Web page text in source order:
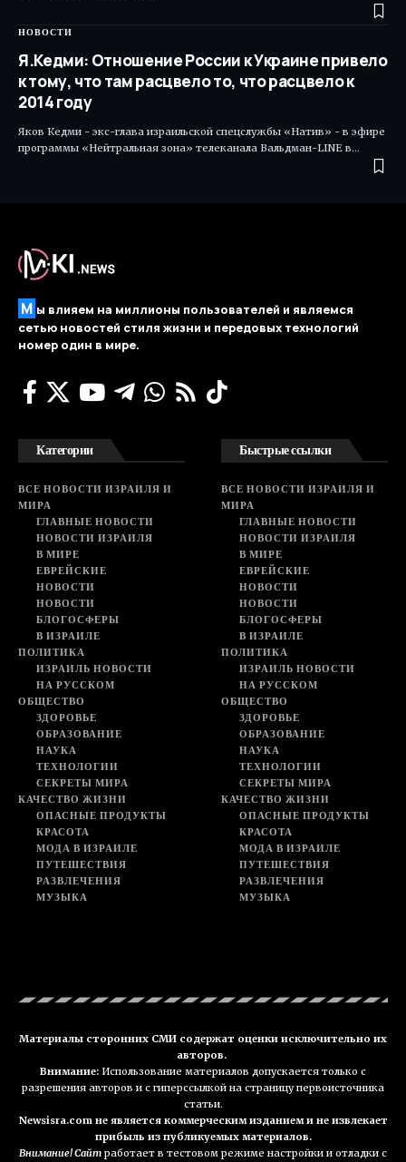
НОВОСТИ
Я.Кедми: Отношение России к Украине привело
к тому, что там расцвело то, что расцвело к
2014 году
Яков Кедми - экс-глава израильской спецслужбы «Натив» - в эфире
программы «Нейтральная зона» телеканала Вальдман-LINE в…
М ы влияем на миллионы пользователей и являемся
сетью новостей стиля жизни и передовых технологий
номер один в мире.
Категории
ВСЕ НОВОСТИ ИЗРАИЛЯ И
МИРА
ГЛАВНЫЕ НОВОСТИ
НОВОСТИ ИЗРАИЛЯ
В МИРЕ
ЕВРЕЙСКИЕ
НОВОСТИ
НОВОСТИ
БЛОГОСФЕРЫ
В ИЗРАИЛЕ
ПОЛИТИКА
ИЗРАИЛЬ НОВОСТИ
НА РУССКОМ
ОБЩЕСТВО
ЗДОРОВЬЕ
ОБРАЗОВАНИЕ
НАУКА
ТЕХНОЛОГИИ
СЕКРЕТЫ МИРА
КАЧЕСТВО ЖИЗНИ
ОПАСНЫЕ ПРОДУКТЫ
КРАСОТА
МОДА В ИЗРАИЛЕ
ПУТЕШЕСТВИЯ
РАЗВЛЕЧЕНИЯ
МУЗЫКА
Быстрые ссылки
ВСЕ НОВОСТИ ИЗРАИЛЯ И
МИРА
ГЛАВНЫЕ НОВОСТИ
НОВОСТИ ИЗРАИЛЯ
В МИРЕ
ЕВРЕЙСКИЕ
НОВОСТИ
НОВОСТИ
БЛОГОСФЕРЫ
В ИЗРАИЛЕ
ПОЛИТИКА
ИЗРАИЛЬ НОВОСТИ
НА РУССКОМ
ОБЩЕСТВО
ЗДОРОВЬЕ
ОБРАЗОВАНИЕ
НАУКА
ТЕХНОЛОГИИ
СЕКРЕТЫ МИРА
КАЧЕСТВО ЖИЗНИ
ОПАСНЫЕ ПРОДУКТЫ
КРАСОТА
МОДА В ИЗРАИЛЕ
ПУТЕШЕСТВИЯ
РАЗВЛЕЧЕНИЯ
МУЗЫКА
Материалы сторонних СМИ содержат оценки исключительно их
авторов.
Внимание: Использование материалов допускается только с
разрешения авторов и с гиперссылкой на страницу первоисточника
статьи.
Newsisra.com не является коммерческим изданием и не извлекает
прибыль из публикуемых материалов.
Внимание! Сайт работает в тестовом режиме настройки и отладки с